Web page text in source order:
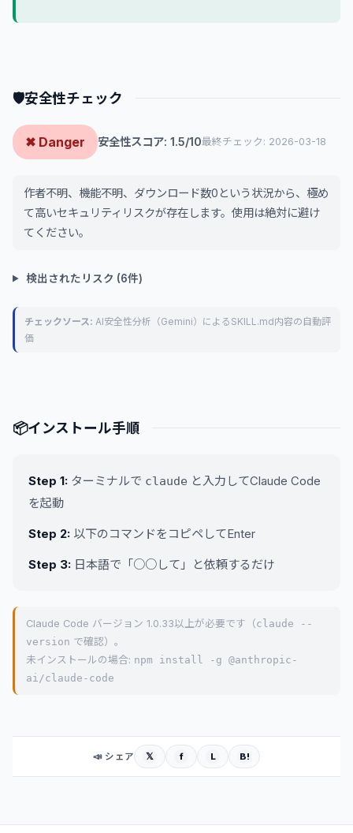
🛡安全性チェック
✖ Danger 安全性スコア: 1.5/10最終チェック: 2026-03-18
作者不明、機能不明、ダウンロード数0という状況から、極め
て高いセキュリティリスクが存在します。使用は絶対に避け
てください。
検出されたリスク (6件)
チェックソース: AI安全性分析（Gemini）によるSKILL.md内容の自動評
価
📦インストール手順
Step 1: ターミナルで claude と入力してClaude Code
を起動
Step 2: 以下のコマンドをコピペしてEnter
Step 3: 日本語で「○○して」と依頼するだけ
Claude Code バージョン 1.0.33以上が必要です（claude --
version で確認）。
未インストールの場合: npm install -g @anthropic-
ai/claude-code
📣 シェア 𝕏 f L B!